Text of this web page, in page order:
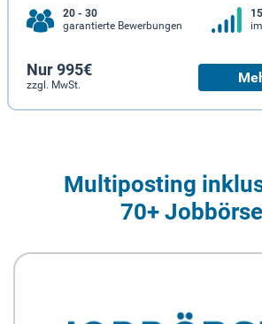
20 - 30
garantierte Bewerbungen
Nur 995€
zzgl. MwSt.
Multiposting
70+